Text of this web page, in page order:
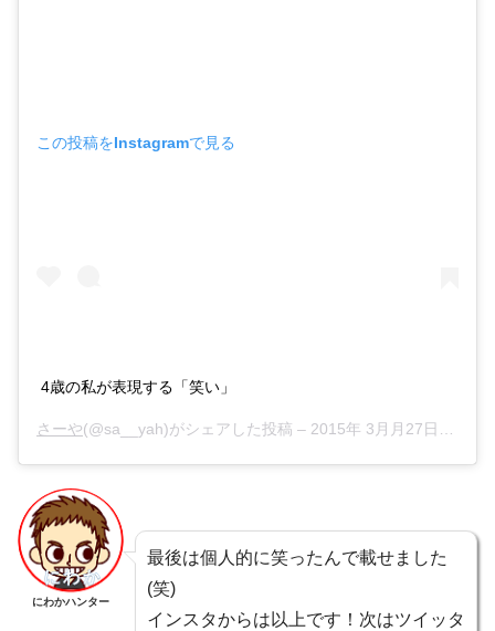
この投稿をInstagramで見る
4歳の私が表現する「笑い」
さーや(@sa__yah)がシェアした投稿 – 2015年 3月月27日午前2時41分PDT
にわかハンター
最後は個人的に笑ったんで載せました
(笑)
インスタからは以上です！次はツイッタ